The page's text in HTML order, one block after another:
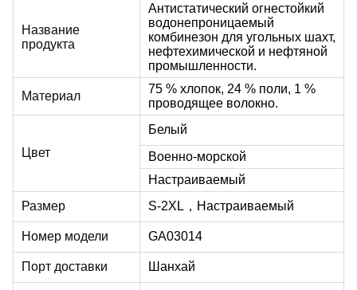
Название
продукта
Антистатический огнестойкий
водонепроницаемый
комбинезон для угольных шахт,
нефтехимической и нефтяной
промышленности.
Материал
75 % хлопок, 24 % поли, 1 %
проводящее волокно.
Цвет
Белый
Военно-морской
Настраиваемый
Размер
S-2XL， Настраиваемый
Номер модели GA03014
Порт доставки Шанхай